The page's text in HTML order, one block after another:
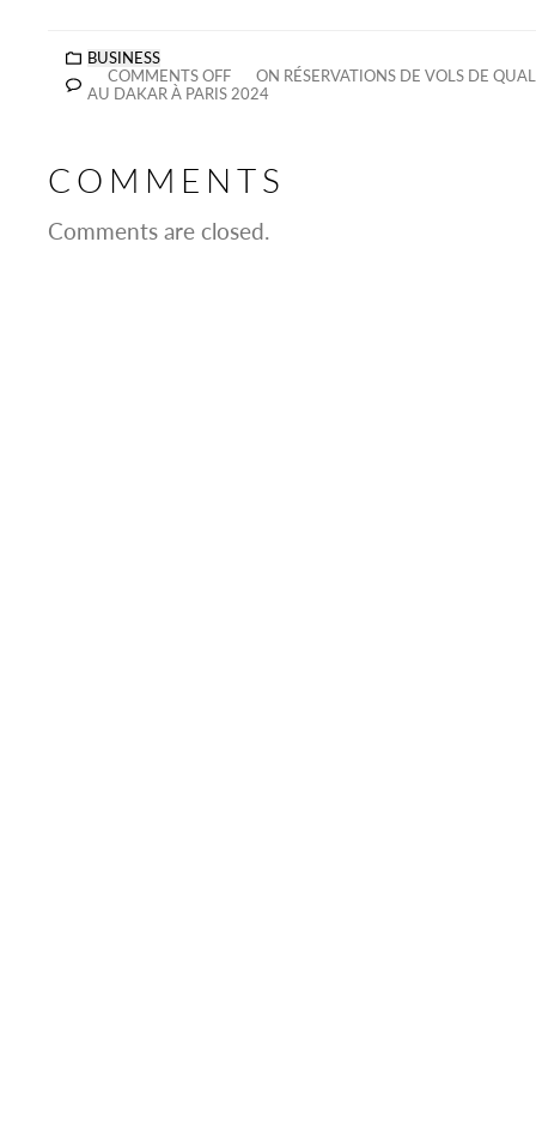
BUSINESS
COMMENTS OFF
ON RÉSERVATIONS DE VOLS DE
AU DAKAR À PARIS 2024
COMMENTS
Comments are closed.